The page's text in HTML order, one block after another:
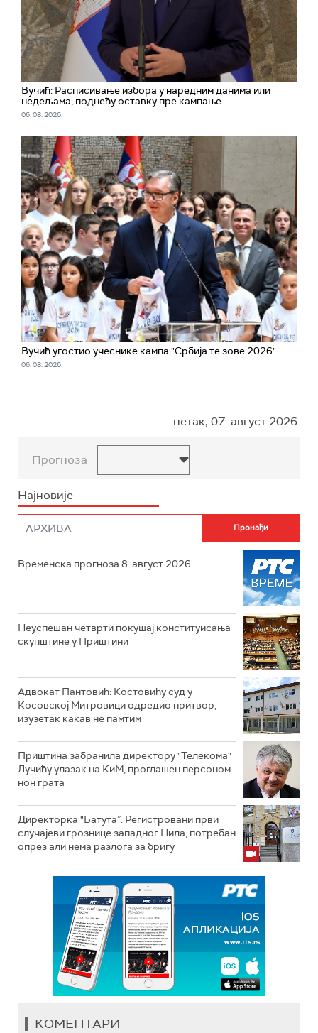
Вучић: Расписивање избора у наредним данима или
недељама, поднећу оставку пре кампање
06. 08. 2026.
Вучић угостио учеснике кампа "Србија те зове 2026"
06. 08. 2026.
петак, 07. август 2026.
Прогноза
Најновије
Временска прогноза 8. август 2026.
Неуспешан четврти покушај конституисања
скупштине у Приштини
Адвокат Пантовић: Костовићу суд у
Косовској Митровици одредио притвор,
изузетак какав не памтим
Приштина забранила директору "Телекома"
Лучићу улазак на КиМ, проглашен персоном
нон грата
Директорка "Батута”: Регистровани први
случајеви грознице западног Нила, потребан
опрез али нема разлога за бригу
КОМЕНТАРИ